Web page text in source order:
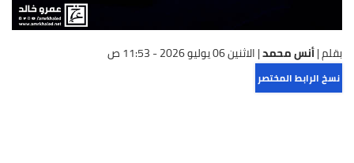
بقلم |أنس محمد|الاثنين 06 يوليو 2026 - 11:53 ص
نسخ الرابط المختصر